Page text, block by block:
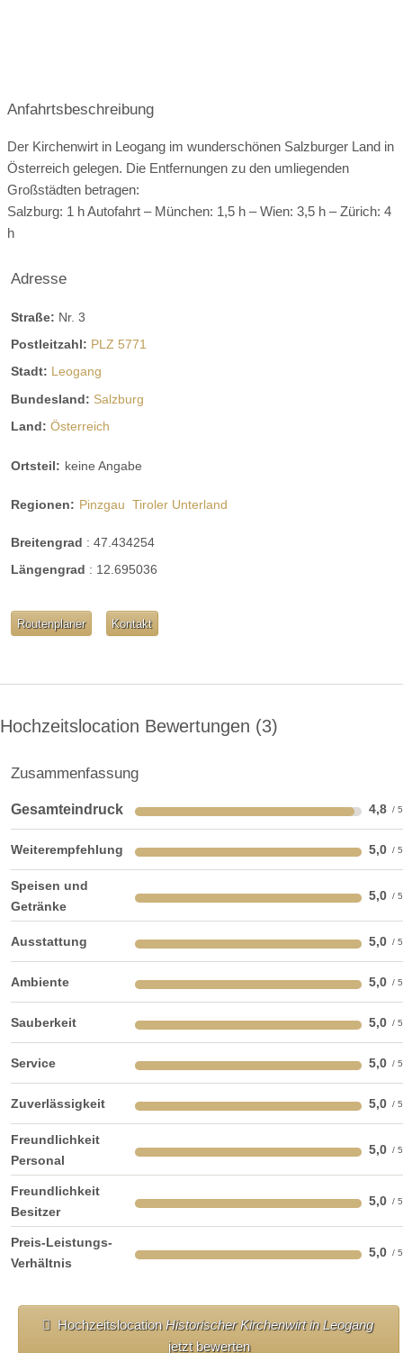
Anfahrtsbeschreibung
Der Kirchenwirt in Leogang im wunderschönen Salzburger Land in
Österreich gelegen. Die Entfernungen zu den umliegenden
Großstädten betragen:
Salzburg: 1 h Autofahrt – München: 1,5 h – Wien: 3,5 h – Zürich: 4
h
Adresse
Straße: Nr. 3
Postleitzahl: PLZ 5771
Stadt: Leogang
Bundesland: Salzburg
Land: Österreich
Ortsteil: keine Angabe
Regionen: Pinzgau Tiroler Unterland
Breitengrad : 47.434254
Längengrad : 12.695036
Routenplaner Kontakt
Hochzeitslocation Bewertungen 3
Zusammenfassung
Gesamteindruck 4,8
Weiterempfehlung 5,0
Speisen und
Getränke
5,0
Ausstattung 5,0
Ambiente 5,0
Sauberkeit 5,0
Service 5,0
Zuverlässigkeit 5,0
Freundlichkeit
Personal
5,0
Freundlichkeit
Besitzer
5,0
Preis-Leistungs-
Verhältnis
5,0
HochzeitslocationHistorischer Kirchenwirt in Leogang
jetzt bewerten